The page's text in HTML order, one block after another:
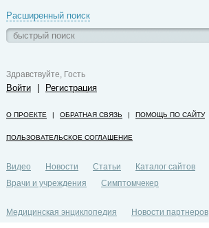
Расширенный поиск
Здравствуйте, Гость
Войти | Регистрация
О ПРОЕКТЕ | ОБРАТНАЯ СВЯЗЬ | ПОМОЩЬ ПО САЙТУ
ПОЛЬЗОВАТЕЛЬСКОЕ СОГЛАШЕНИЕ
Видео Новости Статьи
Каталог сайтов
Врачи и учреждения
Симптомчекер
Медицинская энциклопедия
Новости партнеров